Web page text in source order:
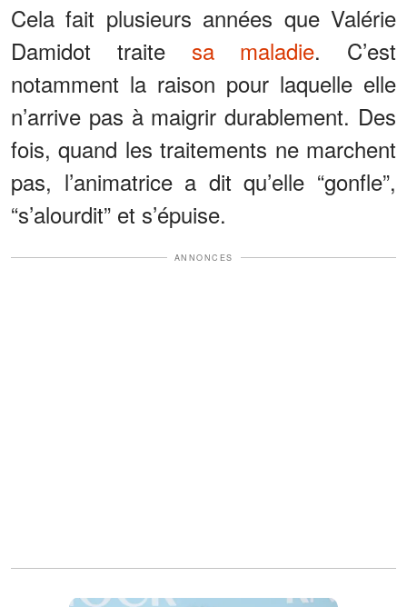
Cela fait plusieurs années que Valérie
Damidot traite sa maladie. C’est
notamment la raison pour laquelle elle
n’arrive pas à maigrir durablement. Des
fois, quand les traitements ne marchent
pas, l’animatrice a dit qu’elle “gonfle”,
“s’alourdit” et s’épuise.
ANNONCES